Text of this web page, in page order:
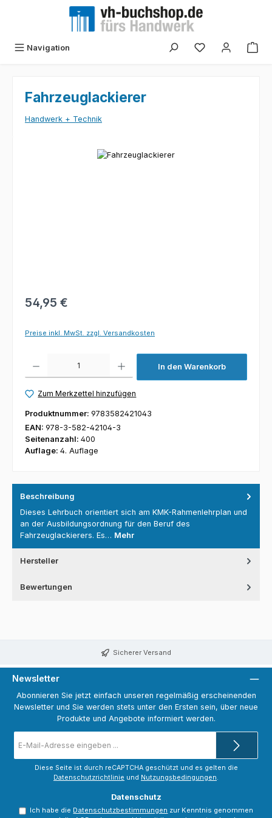
Zum Hauptinhalt springen
Navigation
Fahrzeuglackierer
Handwerk + Technik
Bildergalerie überspringen
54,95 €
Preise inkl. MwSt. zzgl. Versandkosten
In den Warenkorb
Zum Merkzettel hinzufügen
Produktnummer: 9783582421043
EAN: 978-3-582-42104-3
Seitenanzahl: 400
Auflage: 4. Auflage
Beschreibung
Dieses Lehrbuch orientiert sich am KMK-Rahmenlehrplan und
an der Ausbildungsordnung für den Beruf des
Fahrzeuglackierers. Es… Mehr
Hersteller
Bewertungen
Sicherer Versand
Newsletter
Abonnieren Sie jetzt einfach unseren regelmäßig erscheinenden
Newsletter und Sie werden stets unter den Ersten sein, über neue
Produkte und Angebote informiert werden.
Mail-
Adresse
Diese Seite ist durch reCAPTCHA geschützt und es gelten die
Datenschutzrichtlinie und Nutzungsbedingungen.
Datenschutz
Ich habe die Datenschutzbestimmungen zur Kenntnis genommen